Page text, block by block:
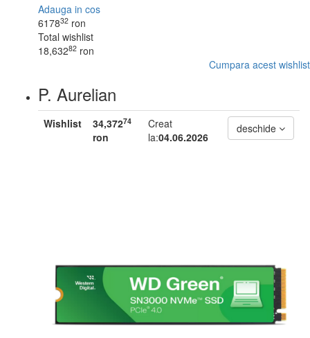
Adauga in cos
617832 ron
Total wishlist
18,63282 ron
Cumpara acest wishlist
P. Aurelian
Wishlist 34,37274
ron
Creat
la:04.06.2026
deschide